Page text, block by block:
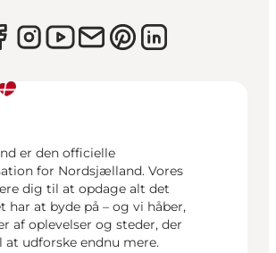
er den officielle
for Nordsjælland. Vores
dig til at opdage alt det
har at byde på – og vi håber,
af oplevelser og steder, der
udforske endnu mere.